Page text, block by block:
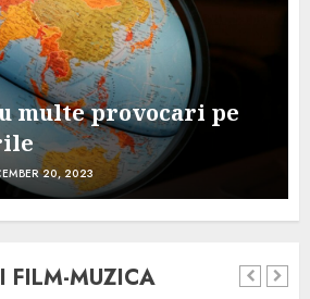
multe provocari pe
20, 2023
FILM-MUZICA